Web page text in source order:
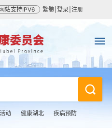
网站支持IPV6 繁體 登录 注册
动 健康湖北 疾病预防